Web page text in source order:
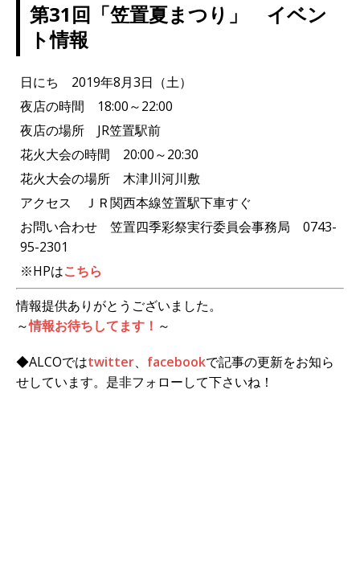
第31回「笠置夏まつり」 イベン
ト情報
日にち 2019年8月3日（土）
夜店の時間 18:00～22:00
夜店の場所 JR笠置駅前
花火大会の時間 20:00～20:30
花火大会の場所 木津川河川敷
アクセス ＪＲ関西本線笠置駅下車すぐ
お問い合わせ 笠置四季彩祭実行委員会事務局 0743-
95-2301
※HPはこちら
情報提供ありがとうございました。
～情報お待ちしてます！ ～
◆ALCOではtwitter、 facebookで記事の更新をお知ら
せしています。是非フォローして下さいね！